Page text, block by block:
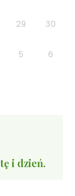
29 30
5 6
i dzień.